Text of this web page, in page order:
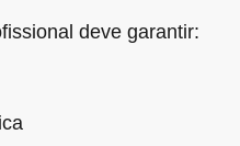
deve garantir: